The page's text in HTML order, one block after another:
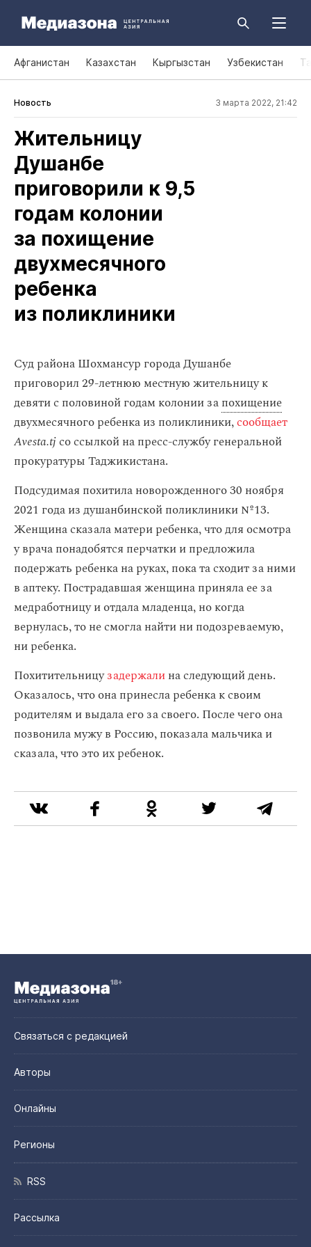
Афганистан Казахстан Кыргызстан Узбекистан
Новость 3 марта 2022, 21:42
Жительницу
Душанбе
приговорили к 9,5
годам колонии
за похищение
двухмесячного
ребенка
из поликлиники
Суд района Шохмансур города Душанбе
приговорил 29-летнюю местную жительницу к
девяти с половиной годам колонии запохищение
двухмесячного ребенка из поликлиники,сообщает
Avesta.tjсо ссылкой на пресс-службу генеральной
прокуратуры Таджикистана.
Подсудимая похитила новорожденного 30 ноября
2021 года из душанбинской поликлиники №13.
Женщина сказала матери ребенка, что для осмотра
у врача понадобятся перчатки и предложила
подержать ребенка на руках, пока та сходит за ними
в аптеку. Пострадавшая женщина приняла ее за
медработницу и отдала младенца, но когда
вернулась, то не смогла найти ни подозреваемую,
ни ребенка.
Похитительницузадержалина следующий день.
Оказалось, что она принесла ребенка к своим
родителям и выдала его за своего. После чего она
позвонила мужу в Россию, показала мальчика и
сказала, что это их ребенок.
Связаться с редакцией
Авторы
Онлайны
Регионы
RSS
Рассылка